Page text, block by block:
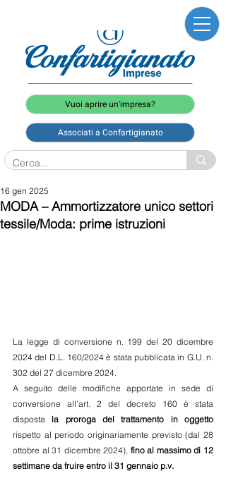
Vuoi aprire un'impresa?
Associati a Confartigianato
MODA – Ammortizzatore unico settori
tessile/Moda: prime istruzioni
16 gen 2025
La legge di conversione n. 199 del 20 dicembre
2024 del D.L. 160/2024 è stata pubblicata in G.U. n.
302 del 27 dicembre 2024.
A seguito delle modifiche apportate in sede di
conversione all’art. 2 del decreto 160 è stata
disposta
rispetto al periodo originariamente previsto (dal 28
ottobre al 31 dicembre 2024), fino al massimo di 12
settimane da fruire entro il 31 gennaio p.v.